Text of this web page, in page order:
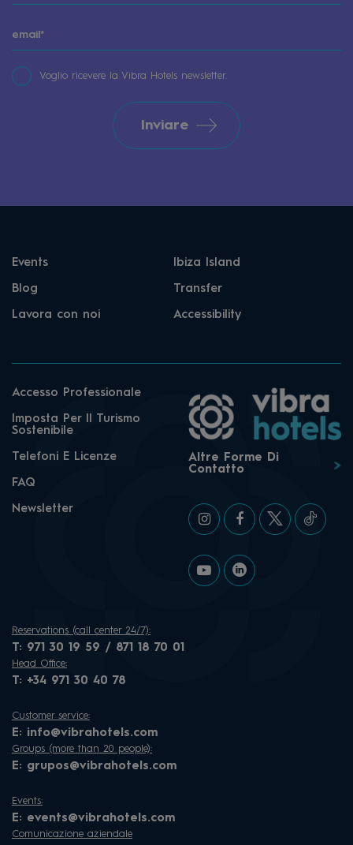
Voglio ricevere la Vibra Hotels newsletter.
Inviare
Events Ibiza Island
Blog Transfer
Lavora con noi Accessibility
Accesso Professionale
Imposta Per Il Turismo
Sostenibile
Telefoni E Licenze
FAQ
Newsletter
Altre Forme Di
Contatto
Reservations (call center 24/7):
T: 971 30 19 59 / 871 18 70 01
Head Office:
T: +34 971 30 40 78
Customer service:
E: info@vibrahotels.com
Groups (more than 20 people):
E: grupos@vibrahotels.com
Events:
E: events@vibrahotels.com
Comunicazione aziendale